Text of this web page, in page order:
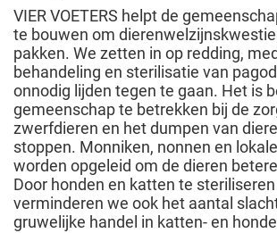
VIER VOETERS helpt de
te bouwen om
pakken. We zetten in op redding,
behandeling en sterilisatie van
onnodig lijden tegen te gaan. Het is
gemeenschap te betrekken bij de
zwerfdieren en het dumpen van
stoppen. Monniken, nonnen en
worden opgeleid om de dieren
Door honden en katten te
verminderen we ook het aantal
gruwelijke handel in katten- en